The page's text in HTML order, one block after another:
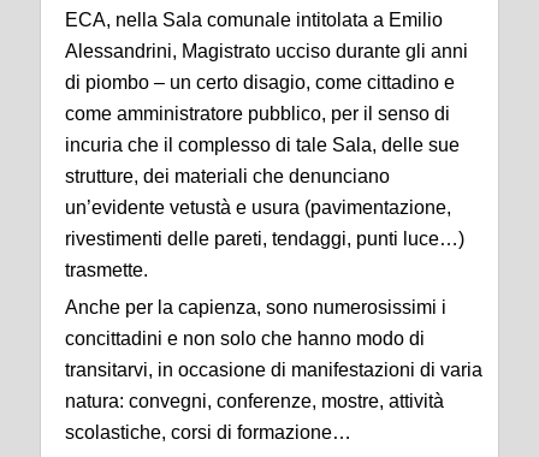
ECA, nella Sala comunale intitolata a Emilio
Alessandrini, Magistrato ucciso durante gli anni
di piombo – un certo disagio, come cittadino e
come amministratore pubblico, per il senso di
incuria che il complesso di tale Sala, delle sue
strutture, dei materiali che denunciano
un’evidente vetustà e usura (pavimentazione,
rivestimenti delle pareti, tendaggi, punti luce…)
trasmette.
Anche per la capienza, sono numerosissimi i
concittadini e non solo che hanno modo di
transitarvi, in occasione di manifestazioni di varia
natura: convegni, conferenze, mostre, attività
scolastiche, corsi di formazione…